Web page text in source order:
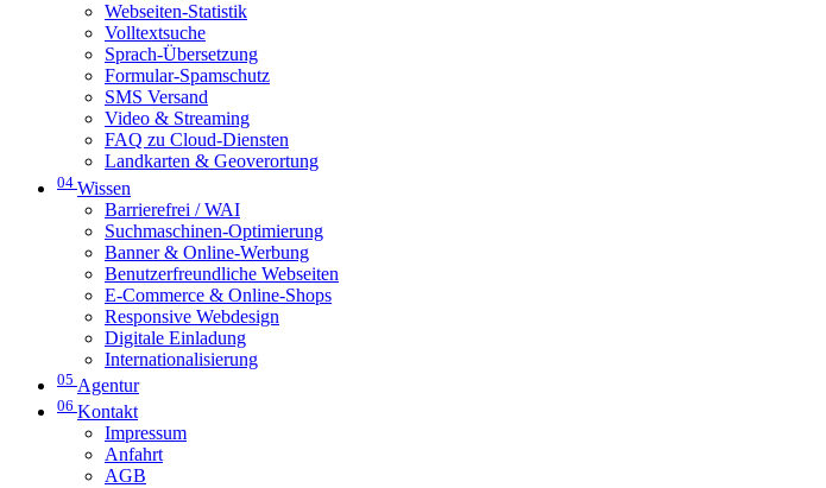
Webseiten-Statistik
Volltextsuche
Sprach-Übersetzung
Formular-Spamschutz
SMS Versand
Video & Streaming
FAQ zu Cloud-Diensten
Landkarten & Geoverortung
04 Wissen
Barrierefrei / WAI
Suchmaschinen-Optimierung
Banner & Online-Werbung
Benutzerfreundliche Webseiten
E-Commerce & Online-Shops
Responsive Webdesign
Digitale Einladung
Internationalisierung
05 Agentur
06 Kontakt
Impressum
Anfahrt
AGB